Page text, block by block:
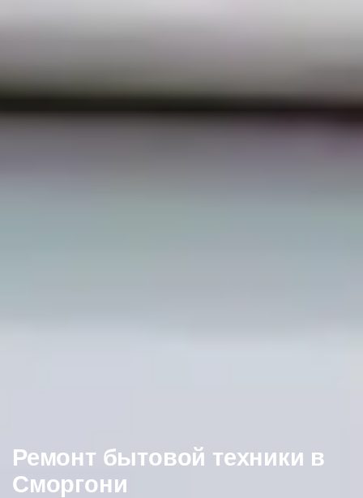
Ремонт бытовой техники в
Сморгони